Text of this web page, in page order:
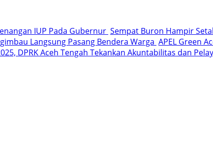
IUP Pada Gubernur Sempat Buron Hampir
Langsung Pasang Bendera Warga APEL Green
DPRK Aceh Tengah Tekankan Akuntabilitas dan